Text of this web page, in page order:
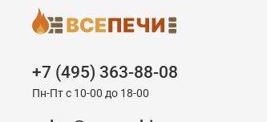
+7 (495) 363-88-08
Пн-Пт с 10-00 до 18-00